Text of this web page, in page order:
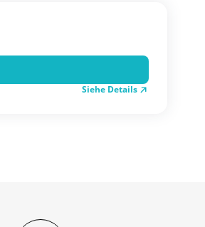
Siehe Details